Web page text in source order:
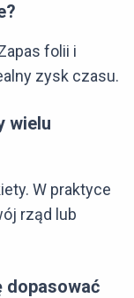
folii i
zysk czasu.
wielu
W praktyce
rząd lub
dopasować